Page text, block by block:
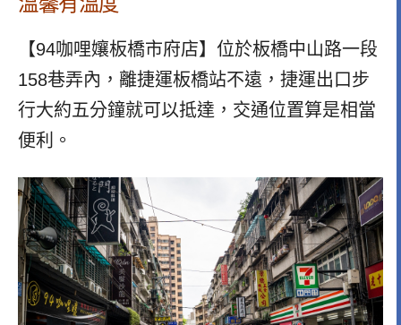
【94咖哩孃板橋市府店】位於板橋中山路一段
158巷弄內，離捷運板橋站不遠，捷運出口步
行大約五分鐘就可以抵達，交通位置算是相當
便利。